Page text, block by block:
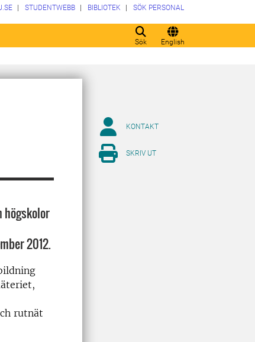
Sök English
STUDENTWEBB BIBLIOTEK SÖK PERSONAL
högskolor
2012.
rutnät
KONTAKT
SKRIV UT